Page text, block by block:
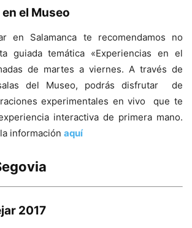
el Museo
en Salamanca te recomendamos no
guiada temática «Experiencias en el
de martes a viernes. A través de
del Museo, podrás disfrutar de
experimentales en vivo que te
interactiva de primera mano.
información aquí
2017